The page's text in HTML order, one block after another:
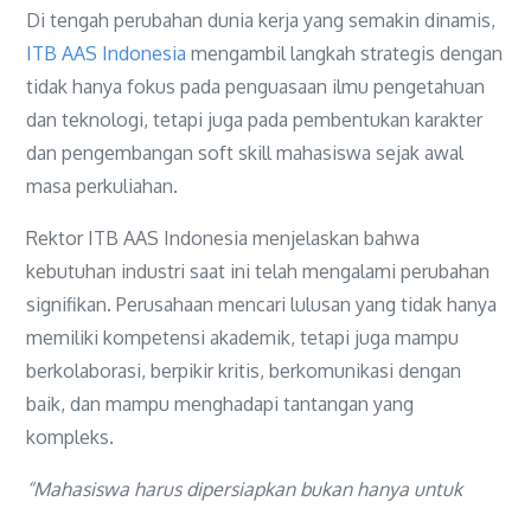
Di tengah perubahan dunia kerja yang semakin dinamis,
ITB AAS Indonesia mengambil langkah strategis dengan
tidak hanya fokus pada penguasaan ilmu pengetahuan
dan teknologi, tetapi juga pada pembentukan karakter
dan pengembangan soft skill mahasiswa sejak awal
masa perkuliahan.
Rektor ITB AAS Indonesia menjelaskan bahwa
kebutuhan industri saat ini telah mengalami perubahan
signifikan. Perusahaan mencari lulusan yang tidak hanya
memiliki kompetensi akademik, tetapi juga mampu
berkolaborasi, berpikir kritis, berkomunikasi dengan
baik, dan mampu menghadapi tantangan yang
kompleks.
“Mahasiswa harus dipersiapkan bukan hanya untuk